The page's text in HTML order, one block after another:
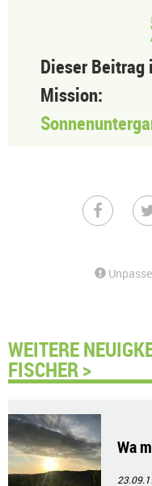
Dieser
Mission:
WEITERE
FISCHER >
Wa